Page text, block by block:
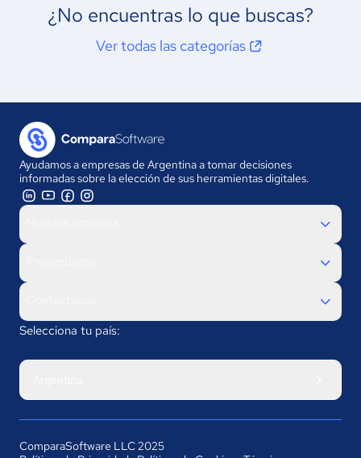
¿No encuentras lo que buscas?
Ver todas las categorías
Ayudamos a empresas de Argentina a tomar decisiones
informadas sobre la elección de sus herramientas digitales.
Selecciona tu país:
ComparaSoftware LLC 2025